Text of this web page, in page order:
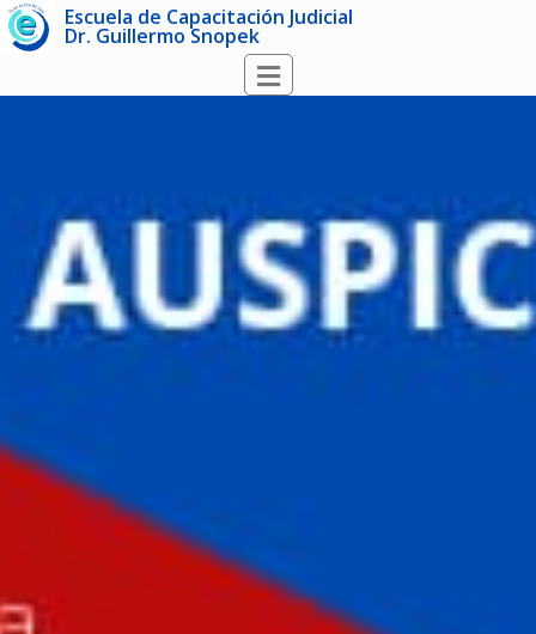
Escuela de Capacitación Judicial
Dr. Guillermo Snopek